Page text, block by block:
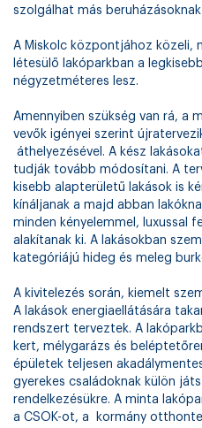
szolgálhat más beruházásoknak
A Miskolc központjához közeli,
létesülő lakóparkban a
négyzetméteres lesz.
Amennyiben szükség van rá, a
vevők igényei szerint
áthelyezésével. A kész
tudják tovább módosítani. A
kisebb alapterületű lakások is
kínáljanak a majd abban
minden kényelemmel, luxussal
alakítanak ki. A lakásokban
kategóriájú hideg és meleg
A kivitelezés során, kiemelt
A lakások energiaellátására
rendszert terveztek. A
kert, mélygarázs és
épületek teljesen
gyerekes családoknak külön
rendelkezésükre. A minta
a CSOK-ot, a kormány